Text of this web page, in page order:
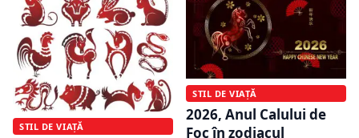
STIL DE VIAȚĂ
STIL DE VIAȚĂ
2026, Anul Calului de
Foc în zodiacul